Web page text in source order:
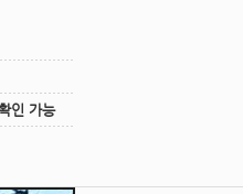
인 가능